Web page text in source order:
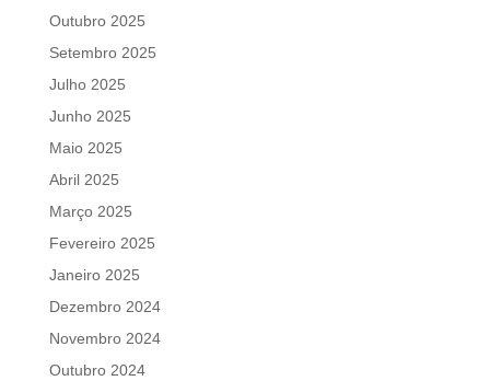
Outubro 2025
Setembro 2025
Julho 2025
Junho 2025
Maio 2025
Abril 2025
Março 2025
Fevereiro 2025
Janeiro 2025
Dezembro 2024
Novembro 2024
Outubro 2024